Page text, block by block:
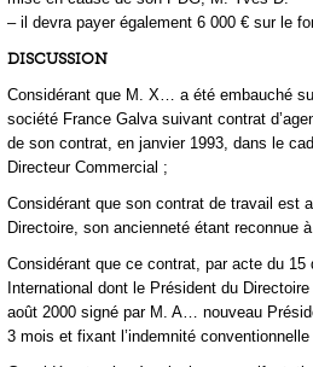
– il devra payer également 6 000 € sur le
DISCUSSION
Considérant que M. X… a été embauché
société France Galva suivant contrat
de son contrat, en janvier 1993, dans le
Directeur Commercial ;
Considérant que son contrat de travail est
Directoire, son ancienneté étant reconnue
Considérant que ce contrat, par acte du
International dont le Président du
août 2000 signé par M. A… nouveau
3 mois et fixant l’indemnité